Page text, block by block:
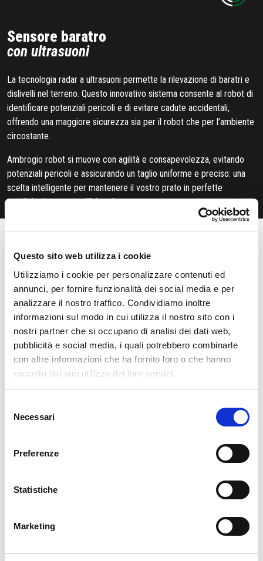
Questo sito web utilizza i cookie
Utilizziamo i cookie per personalizzare contenuti ed
annunci, per fornire funzionalità dei social media e per
analizzare il nostro traffico. Condividiamo inoltre
informazioni sul modo in cui utilizza il nostro sito con i
nostri partner che si occupano di analisi dei dati web,
pubblicità e social media, i quali potrebbero combinarle
con altre informazioni che ha fornito loro o che hanno
raccolto dal suo utilizzo dei loro servizi.
delNecessari
Preferenze
Statistiche
Marketing
Sensore baratro
con ultrasuoni
La tecnologia radar a ultrasuoni permette la rilevazione di baratri e
dislivelli nel terreno. Questo innovativo sistema consente al robot di
identificare potenziali pericoli e di evitare cadute accidentali,
offrendo una maggiore sicurezza sia per il robot che per l’ambiente
circostante.
Ambrogio robot si muove con agilità e consapevolezza, evitando
potenziali pericoli e assicurando un taglio uniforme e preciso: una
scelta intelligente per mantenere il vostro prato in perfette
condizioni con tranquillità e sicurezza
Controlla il lavoro
Ambrogio Robot ama la tecnologia semplice, e si prende cura del
tuo pratoanche quando non sei in casa. Puoi controllarlo e
modificare le impostazioni da remoto, utilizzando l’apposita
applicazione per dispositivi mobili.
L’APP dedicata ti permette inoltre di ricevere informazioni sullo
stato del tuo robot e di ricevere un messaggio di allarme dal
sistema antifurto
, nel caso in cui il tagliaerba venisse allontanato,